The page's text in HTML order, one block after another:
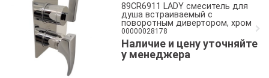
89CR6911 LADY смеситель для
душа встраиваемый с
поворотным дивертором, хром
00000028178
Наличие и цену уточняйте
у менеджера